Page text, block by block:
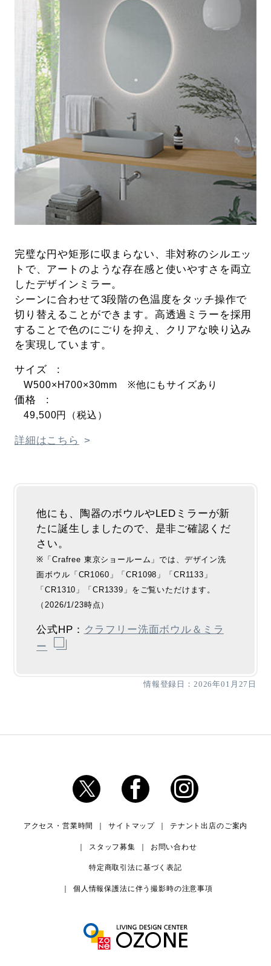
完璧な円や矩形に収まらない、非対称のシルエッ
トで、アートのような存在感と使いやすさを両立
したデザインミラー。
シーンに合わせて3段階の色温度をタッチ操作で
切り替えることができます。高透過ミラーを採用
することで色のにごりを抑え、クリアな映り込み
を実現しています。
サイズ
W500×H700×30mm ※他にもサイズあり
価格
49,500円（税込）
詳細はこちら
他にも、陶器のボウルやLEDミラーが新
たに誕生しましたので、是非ご確認くだ
さい。
※「Crafree 東京ショールーム」では、デザイン洗
面ボウル「CR1060」「CR1098」「CR1133」
「CR1310」「CR1339」をご覧いただけます。
（2026/1/23時点）
公式HP： クラフリー洗面ボウル＆ミラ
ー
情報登録日：2026年01月27日
アクセス・営業時間 サイトマップ テナント出店のご案内
スタッフ募集 お問い合わせ
特定商取引法に基づく表記
個人情報保護法に伴う撮影時の注意事項